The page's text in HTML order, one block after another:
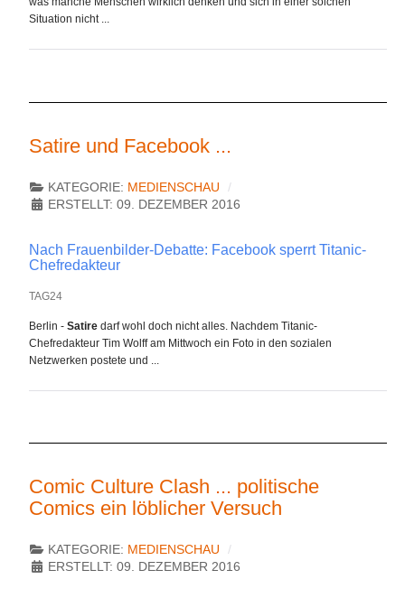
Situation nicht ...
Satire und Facebook ...
KATEGORIE: MEDIENSCHAU
ERSTELLT: 09. DEZEMBER 2016
Nach Frauenbilder-Debatte: Facebook sperrt Titanic-
Chefredakteur
TAG24
Berlin - Satire darf wohl doch nicht alles. Nachdem Titanic-
Chefredakteur Tim Wolff am Mittwoch ein Foto in den sozialen
Netzwerken postete und ...
Comic Culture Clash ... politische
Comics ein löblicher Versuch
KATEGORIE: MEDIENSCHAU
ERSTELLT: 09. DEZEMBER 2016